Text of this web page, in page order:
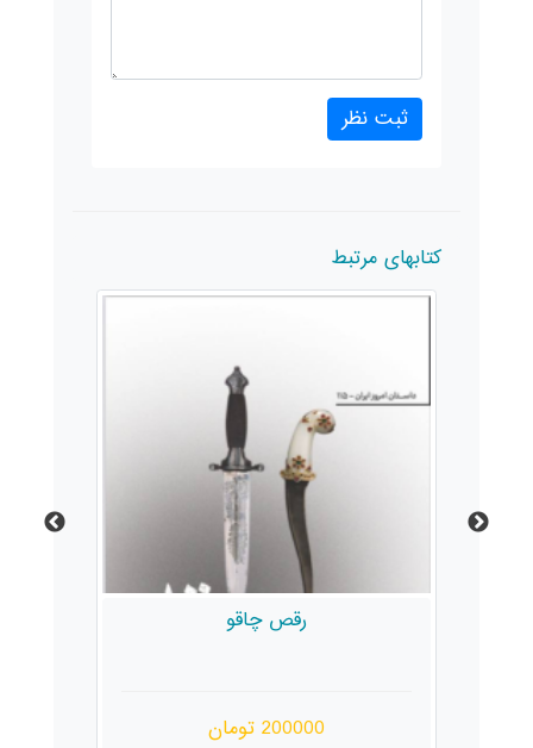
کتابهای مرتبط
رقص چاقو
200000 تومان